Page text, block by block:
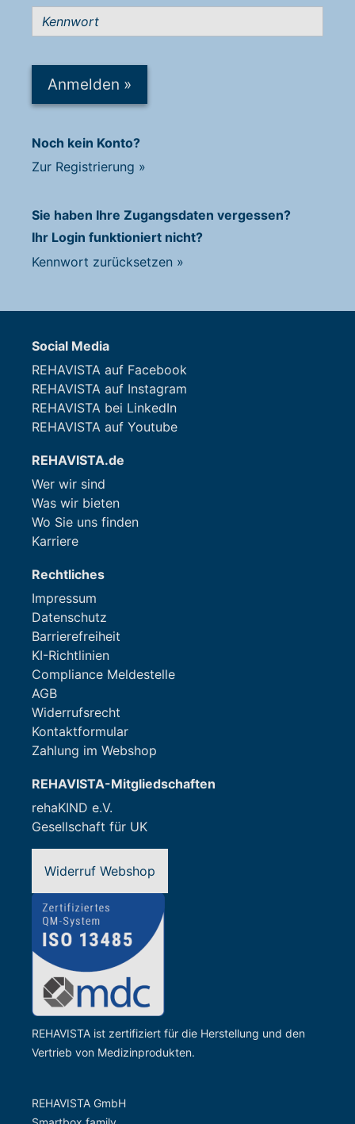
Anmelden »
Noch kein Konto?
Zur Registrierung »
Sie haben Ihre Zugangsdaten vergessen?
Ihr Login funktioniert nicht?
Kennwort zurücksetzen »
Social Media
REHAVISTA auf Facebook
REHAVISTA auf Instagram
REHAVISTA bei LinkedIn
REHAVISTA auf Youtube
REHAVISTA.de
Wer wir sind
Was wir bieten
Wo Sie uns finden
Karriere
Rechtliches
Impressum
Datenschutz
Barrierefreiheit
KI-Richtlinien
Compliance Meldestelle
AGB
Widerrufsrecht
Kontaktformular
Zahlung im Webshop
REHAVISTA-Mitgliedschaften
rehaKIND e.V.
Gesellschaft für UK
Widerruf Webshop
REHAVISTA ist zertifiziert für die Herstellung und den
Vertrieb von Medizinprodukten.
REHAVISTA GmbH